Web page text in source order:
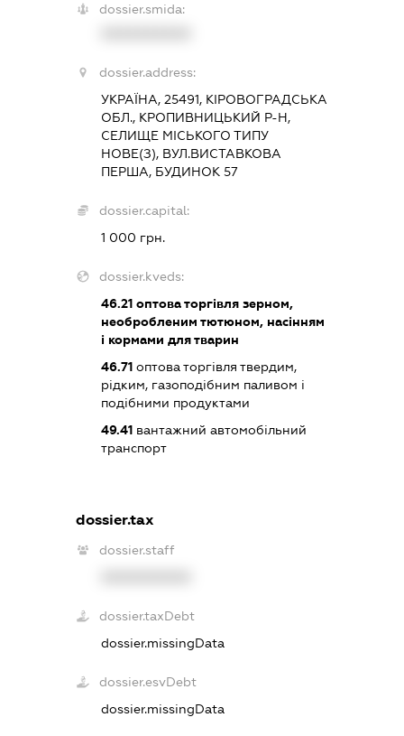
dossier.smida:
dossier.address:
УКРАЇНА, 25491, КІРОВОГРАДСЬКА
ОБЛ., КРОПИВНИЦЬКИЙ Р-Н,
СЕЛИЩЕ МІСЬКОГО ТИПУ
НОВЕ(З), ВУЛ.ВИСТАВКОВА
ПЕРША, БУДИНОК 57
dossier.capital:
1 000 грн.
dossier.kveds:
46.21оптова торгівля зерном,
необробленим тютюном, насінням
і кормами для тварин
46.71оптова торгівля твердим,
рідким, газоподібним паливом і
подібними продуктами
49.41вантажний автомобільний
транспорт
dossier.tax
dossier.staff
dossier.taxDebt
dossier.missingData
dossier.esvDebt
dossier.missingData